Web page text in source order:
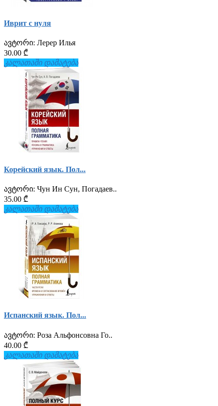
Иврит с нуля
ავტორი: Лерер Илья
30.00 ₾
კალათაში დამატება
Корейский язык. Пол...
ავტორი: Чун Ин Сун, Погадаев..
35.00 ₾
კალათაში დამატება
Испанский язык. Пол...
ავტორი: Роза Альфонсовна Го..
40.00 ₾
კალათაში დამატება